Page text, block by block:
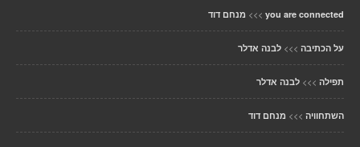
you are connected
>>> מנחם דוד
על הכתיבה >>> לבנה אדלר
תפילה >>> לבנה אדלר
השתחוויה >>> מנחם דוד